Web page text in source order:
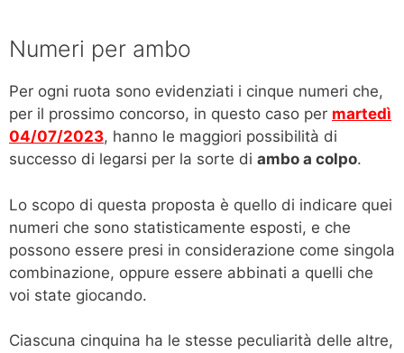
Numeri per ambo
Per ogni ruota sono evidenziati i cinque numeri che,
per il prossimo concorso, in questo caso per martedì
04/07/2023, hanno le maggiori possibilità di
successo di legarsi per la sorte di ambo a colpo.
Lo scopo di questa proposta è quello di indicare quei
numeri che sono statisticamente esposti, e che
possono essere presi in considerazione come singola
combinazione, oppure essere abbinati a quelli che
voi state giocando.
Ciascuna cinquina ha le stesse peculiarità delle altre,